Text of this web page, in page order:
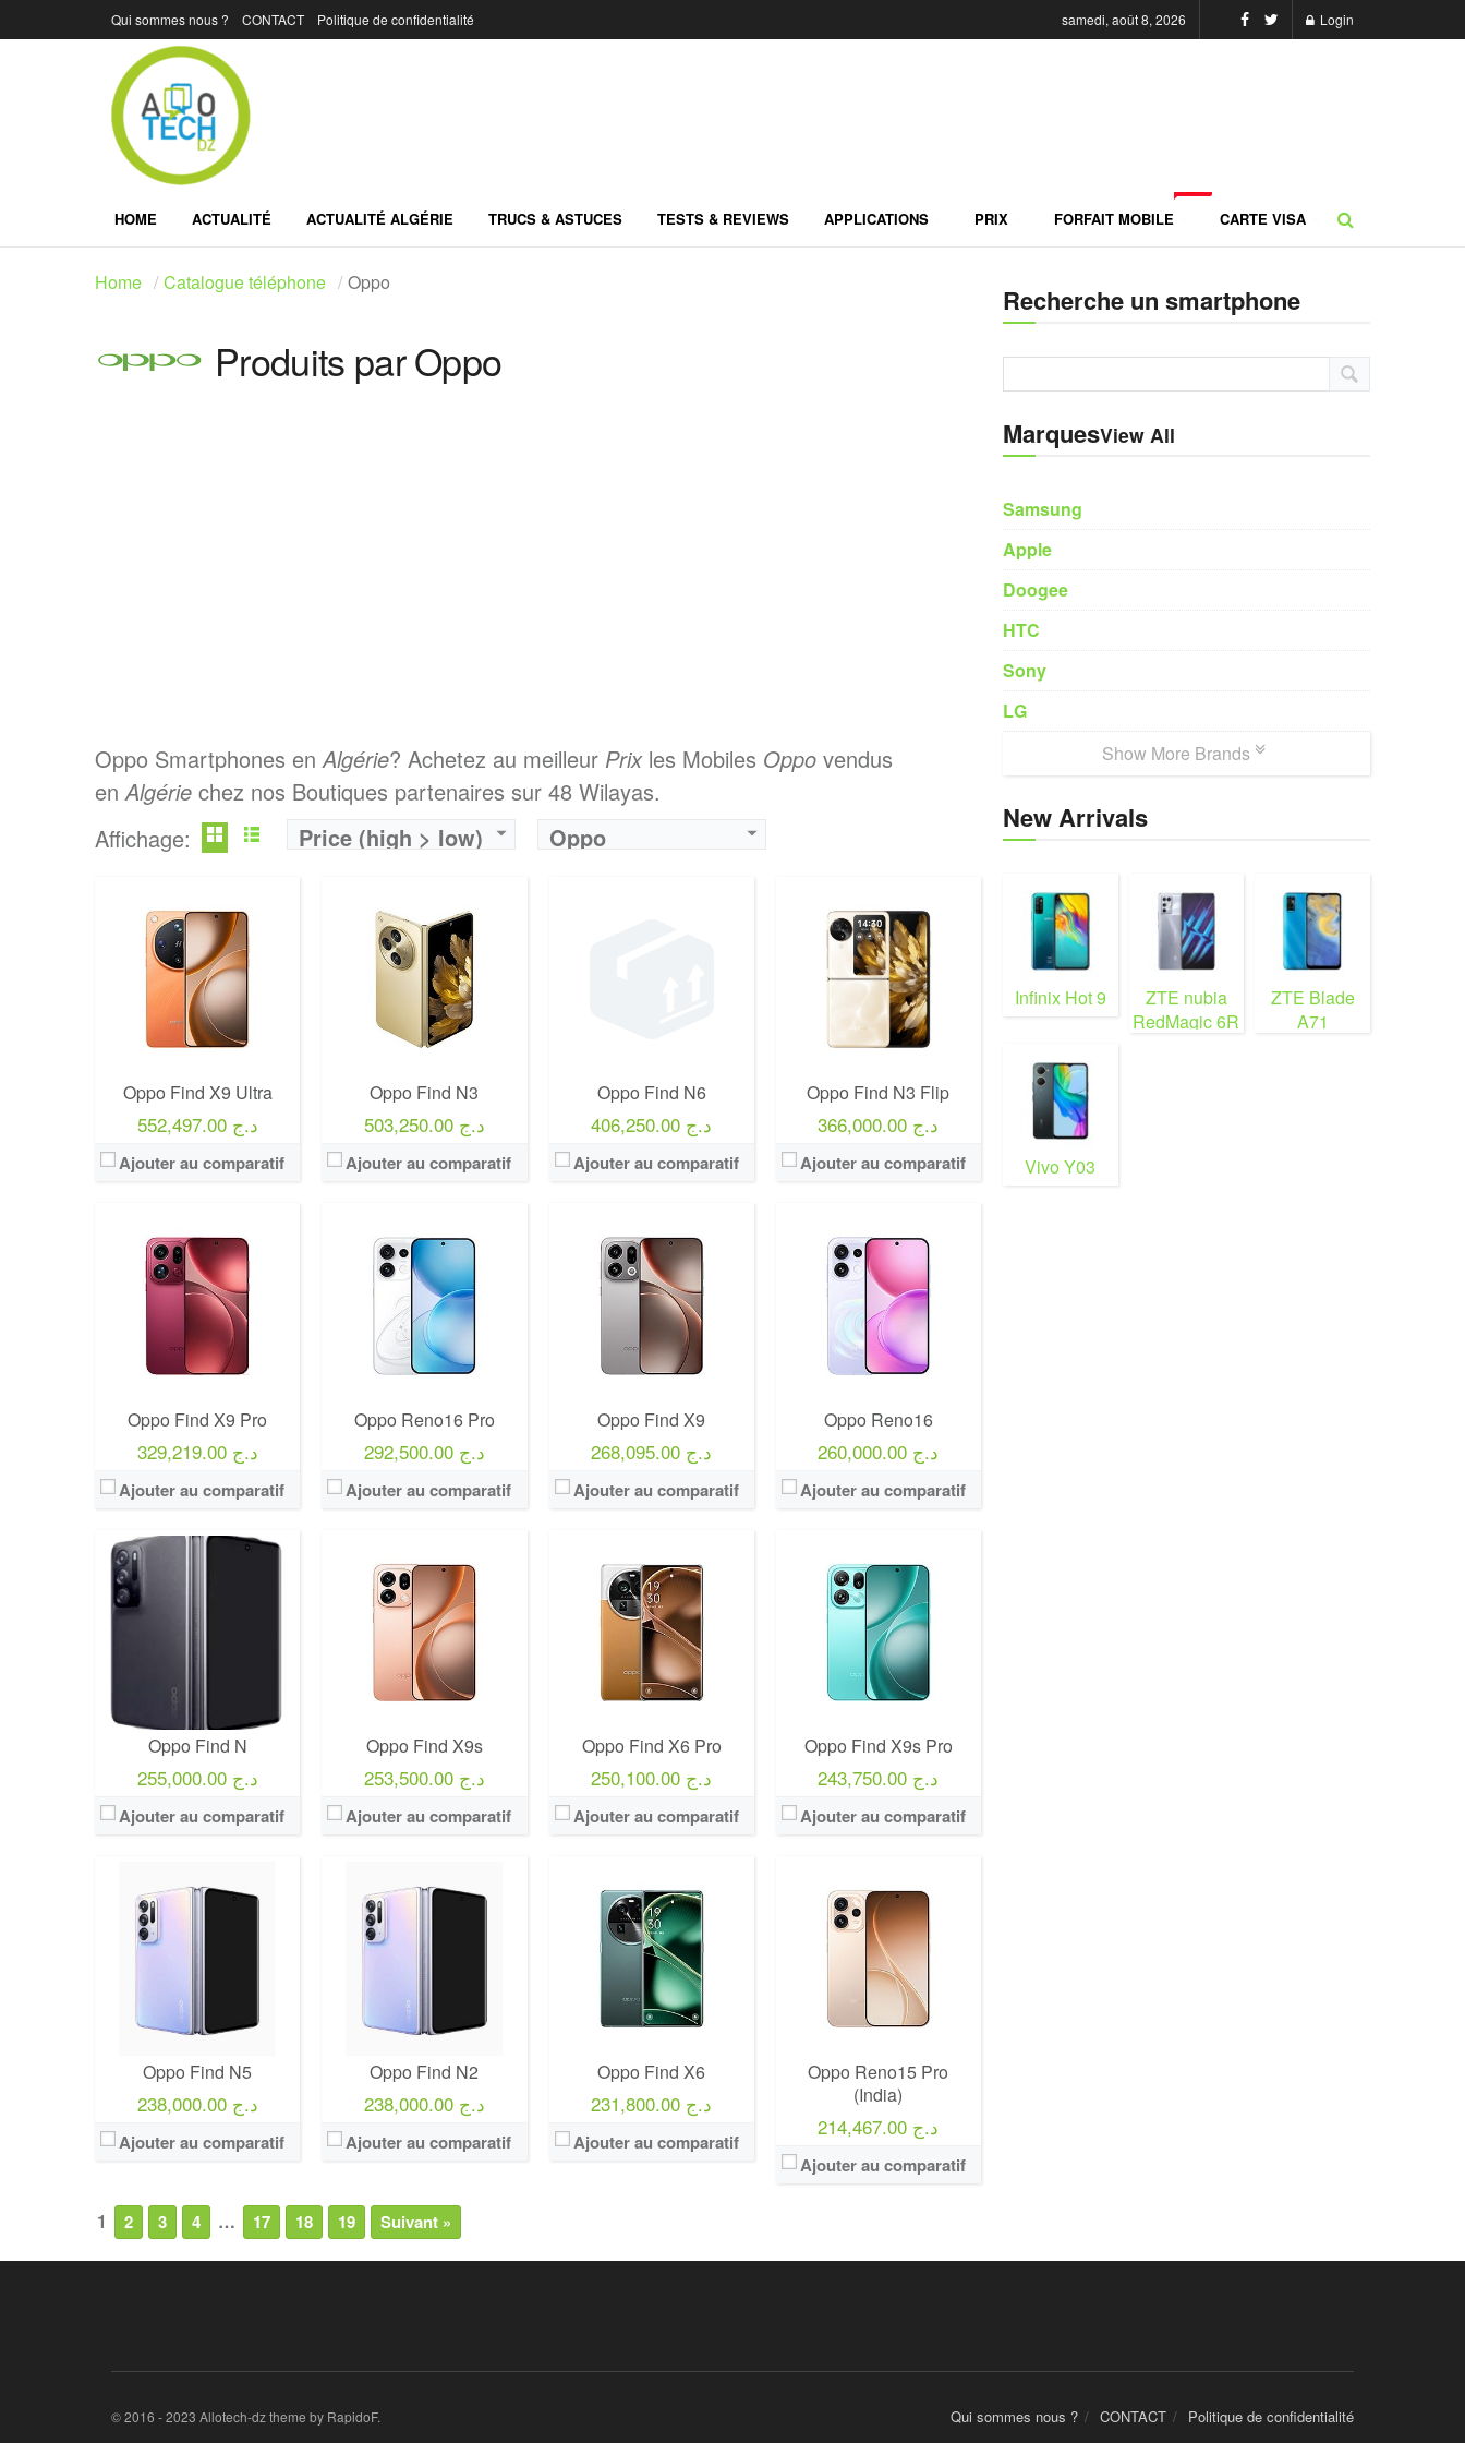
Qui sommes nous ? CONTACT Politique de confidentialité samedi, août 8, 2026 Login
HOME ACTUALITÉ ACTUALITÉ ALGÉRIE TRUCS & ASTUCES TESTS & REVIEWS APPLICATIONS PRIX FORFAIT MOBILE CARTE VISA
Home Catalogue téléphone Oppo
Produits par Oppo
Oppo Smartphones enAlgérie? Achetez au meilleur Prixles Mobiles Oppo vendus
enAlgérie chez nos Boutiques partenaires sur 48 Wilayas.
Affichage:
Price (high > low) Oppo
Oppo Find X9 Ultra
552,497.00 د.ج
Ajouter au comparatif
Oppo Find N3
503,250.00 د.ج
Ajouter au comparatif
Oppo Find N6
406,250.00 د.ج
Ajouter au comparatif
Oppo Find N3 Flip
366,000.00 د.ج
Ajouter au comparatif
Oppo Find X9 Pro
329,219.00 د.ج
Ajouter au comparatif
Oppo Reno16 Pro
292,500.00 د.ج
Ajouter au comparatif
Oppo Find X9
268,095.00 د.ج
Ajouter au comparatif
Oppo Reno16
260,000.00 د.ج
Ajouter au comparatif
Oppo Find N
255,000.00 د.ج
Ajouter au comparatif
Oppo Find X9s
253,500.00 د.ج
Ajouter au comparatif
Oppo Find X6 Pro
250,100.00 د.ج
Ajouter au comparatif
Oppo Find X9s Pro
243,750.00 د.ج
Ajouter au comparatif
Oppo Find N5
238,000.00 د.ج
Ajouter au comparatif
Oppo Find N2
238,000.00 د.ج
Ajouter au comparatif
Oppo Find X6
231,800.00 د.ج
Ajouter au comparatif
Oppo Reno15 Pro
(India)
214,467.00 د.ج
Ajouter au comparatif
1 2 3 4 … 17 18 19 Suivant »
Recherche un smartphone
MarquesView All
Samsung
Apple
Doogee
HTC
Sony
LG
Show More Brands
New Arrivals
Infinix Hot 9
ZTE nubia
RedMagic 6R
ZTE Blade
A71
Vivo Y03
Qui sommes nous ? CONTACT Politique de confidentialité
© 2016 - 2023 Allotech-dz theme by RapidoF.